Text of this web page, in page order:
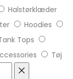
Halstørklæder
Hoodies
Tops
Tøj